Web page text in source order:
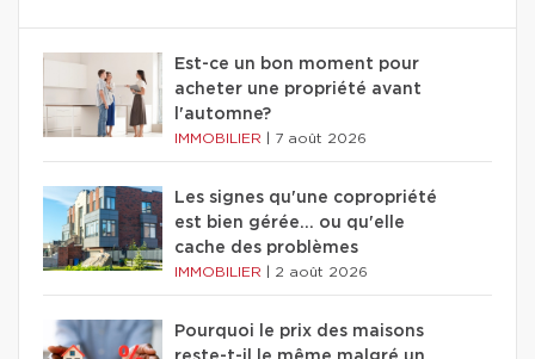
Est-ce un bon moment pour
acheter une propriété avant
l'automne?
IMMOBILIER 7 août 2026
Les signes qu'une copropriété
est bien gérée… ou qu'elle
cache des problèmes
IMMOBILIER 2 août 2026
Pourquoi le prix des maisons